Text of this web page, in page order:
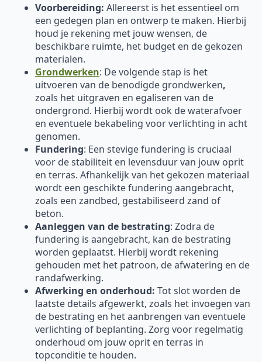
Voorbereiding: Allereerst is het essentieel om
een gedegen plan en ontwerp te maken. Hierbij
houd je rekening met jouw wensen, de
beschikbare ruimte, het budget en de gekozen
materialen.
Grondwerken: De volgende stap is het
uitvoeren van de benodigde grondwerken,
zoals het uitgraven en egaliseren van de
ondergrond. Hierbij wordt ook de waterafvoer
en eventuele bekabeling voor verlichting in acht
genomen.
Fundering: Een stevige fundering is cruciaal
voor de stabiliteit en levensduur van jouw oprit
en terras. Afhankelijk van het gekozen materiaal
wordt een geschikte fundering aangebracht,
zoals een zandbed, gestabiliseerd zand of
beton.
Aanleggen van de bestrating: Zodra de
fundering is aangebracht, kan de bestrating
worden geplaatst. Hierbij wordt rekening
gehouden met het patroon, de afwatering en de
randafwerking.
Afwerking en onderhoud: Tot slot worden de
laatste details afgewerkt, zoals het invoegen van
de bestrating en het aanbrengen van eventuele
verlichting of beplanting. Zorg voor regelmatig
onderhoud om jouw oprit en terras in
topconditie te houden.